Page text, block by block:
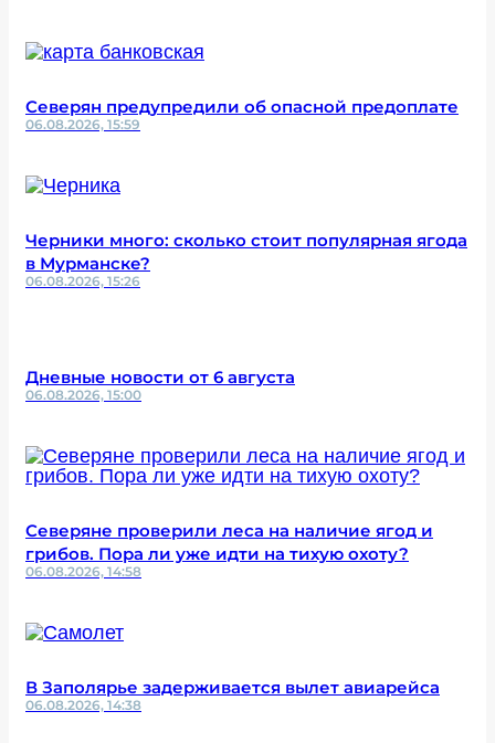
Северян предупредили об опасной предоплате
06.08.2026, 15:59
Черники много: сколько стоит популярная ягода
в Мурманске?
06.08.2026, 15:26
Дневные новости от 6 августа
06.08.2026, 15:00
Северяне проверили леса на наличие ягод и
грибов. Пора ли уже идти на тихую охоту?
06.08.2026, 14:58
В Заполярье задерживается вылет авиарейса
06.08.2026, 14:38